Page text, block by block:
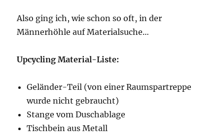
Also ging ich, wie schon so oft, in der
Männerhöhle auf Materialsuche…
Upcycling Material-Liste:
Geländer-Teil (von einer Raumspartreppe
wurde nicht gebraucht)
Stange vom Duschablage
Tischbein aus Metall